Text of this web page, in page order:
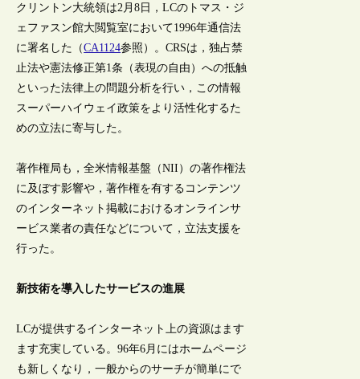
クリントン大統領は2月8日，LCのトマス・ジ
ェファスン館大閲覧室において1996年通信法
に署名した（CA1124参照）。CRSは，独占禁
止法や憲法修正第1条（表現の自由）への抵触
といった法律上の問題分析を行い，この情報
スーパーハイウェイ政策をより活性化するた
めの立法に寄与した。
著作権局も，全米情報基盤（NII）の著作権法
に及ぼす影響や，著作権を有するコンテンツ
のインターネット掲載におけるオンラインサ
ービス業者の責任などについて，立法支援を
行った。
新技術を導入したサービスの進展
LCが提供するインターネット上の資源はます
ます充実している。96年6月にはホームページ
も新しくなり，一般からのサーチが簡単にで